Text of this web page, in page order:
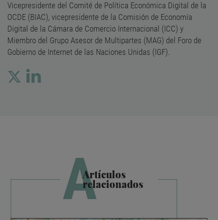
Vicepresidente del Comité de Política Económica Digital de la
OCDE (BIAC), vicepresidente de la Comisión de Economía
Digital de la Cámara de Comercio Internacional (ICC) y
Miembro del Grupo Asesor de Multipartes (MAG) del Foro de
Gobierno de Internet de las Naciones Unidas (IGF).
AArtículos
relacionados